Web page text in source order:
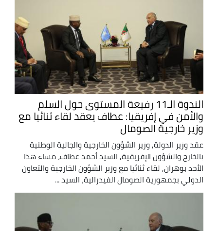
الندوة الـ11 رفيعة المستوى حول السلم
والأمن في إفريقيا: عطاف يعقد لقاء ثنائيا مع
وزير خارجية الصومال
عقد وزير الدولة, وزير الشؤون الخارجية والجالية الوطنية
بالخارج والشؤون الإفريقية, السيد أحمد عطاف، مساء هذا
الأحد بوهران, لقاء ثنائيا مع وزير الشؤون الخارجية والتعاون
الدولي بجمهورية الصومال الفيدرالية، السيد ...